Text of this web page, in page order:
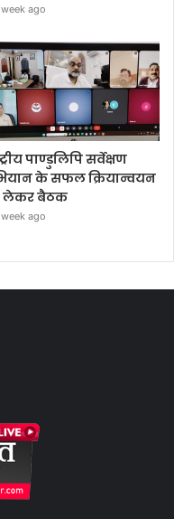
week ago
पाण्डुलिपि सर्वेक्षण
के सफल क्रियान्वयन
लेकर बैठक
week ago